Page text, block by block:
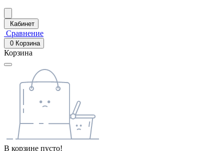
Кабинет
Сравнение
0 Корзина
Корзина
В корзине пусто!